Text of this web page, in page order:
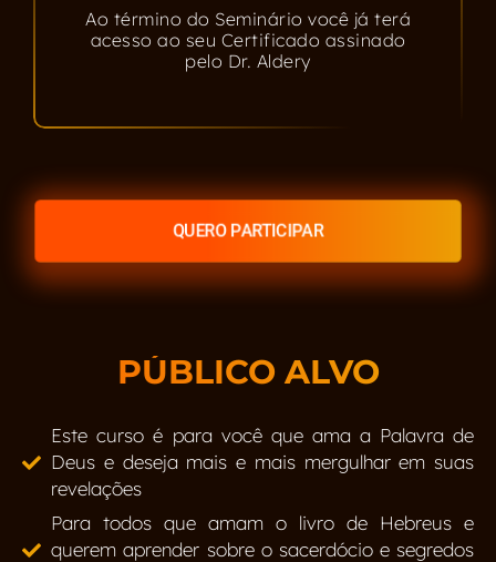
Ao término do Seminário você já terá
acesso ao seu Certificado assinado
pelo Dr. Aldery
QUERO PARTICIPAR
PÚBLICO ALVO
Este curso é para você que ama a Palavra de
Deus e deseja mais e mais mergulhar em suas
revelações
Para todos que amam o livro de Hebreus e
querem aprender sobre o sacerdócio e segredos